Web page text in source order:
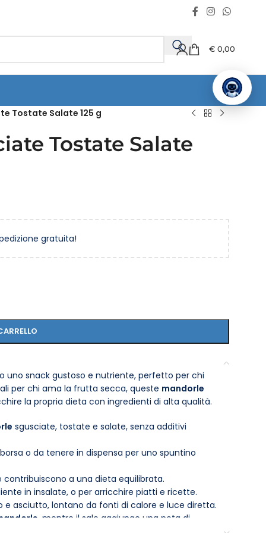
€ 0,00
Tostate Salate 125 g
Tostate Salate
gratuita!
uno snack gustoso e nutriente, perfetto per chi
per chi ama la frutta secca, queste mandorle
la propria dieta con ingredienti di alta qualità.
sgusciate, tostate e salate, senza additivi
o da tenere in dispensa per uno spuntino
contribuiscono a una dieta equilibrata.
in insalate, o per arricchire piatti e ricette.
e asciutto, lontano da fonti di calore e luce diretta.
, mentre il sale aggiunge una nota di